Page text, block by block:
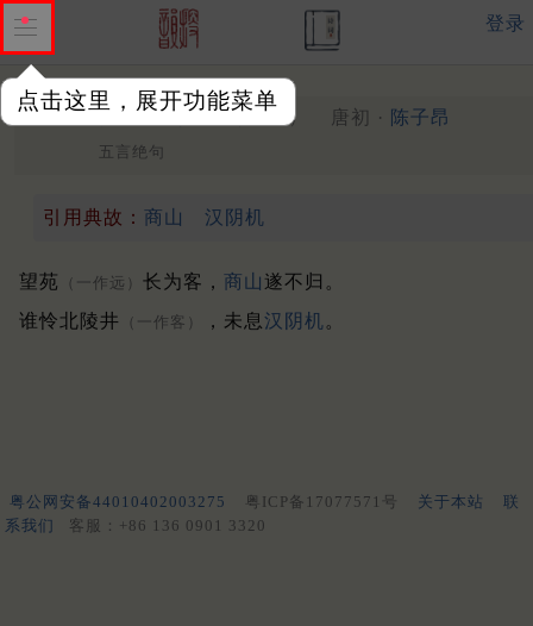
点击这里，展开功能菜单
登录
题田洗马游岩桔槔 （681年） 唐初 · 陈子昂
五言绝句
引用典故： 商山 汉阴机
望苑 （一作远） 长为客， 商山 遂不归。
谁怜北陵井 （一作客） ，未息汉阴机。
粤公网安备44010402003275 粤ICP备17077571号 关于本站
联
系我们
客服：+86 136 0901 3320